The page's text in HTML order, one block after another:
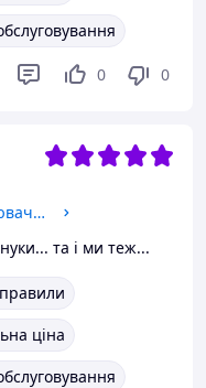
0 0
Круасанчик з вишневим наповнювачем 1,44 кг
та і ми теж...
ціна